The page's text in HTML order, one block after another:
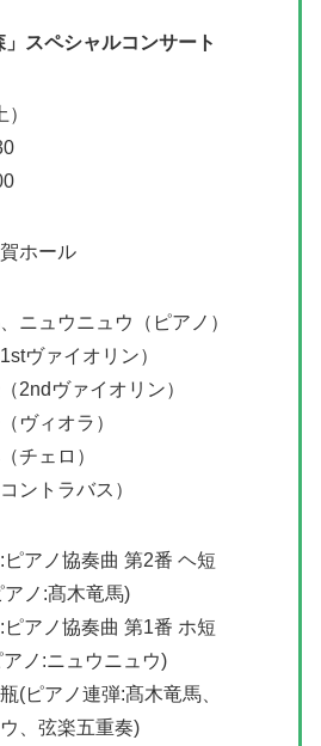
」スペシャルコンサート
ホール
ニュウニュウ（ピアノ）
ヴァイオリン）
2ndヴァイオリン）
ヴィオラ）
チェロ）
ントラバス）
アノ協奏曲 第2番 ヘ短
アノ:髙木竜馬)
アノ協奏曲 第1番 ホ短
ノ:ニュウニュウ)
(ピアノ連弾:髙木竜馬、
、弦楽五重奏)